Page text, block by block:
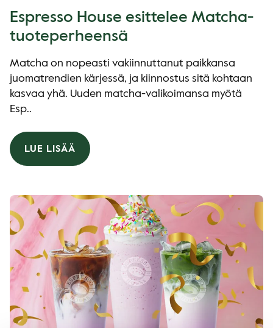
Espresso House esittelee Matcha-
tuoteperheensä
Matcha on nopeasti vakiinnuttanut paikkansa
juomatrendien kärjessä, ja kiinnostus sitä kohtaan
kasvaa yhä. Uuden matcha-valikoimansa myötä
Esp..
LUE LISÄÄ